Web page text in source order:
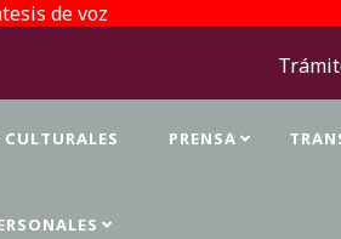
de voz
CULTURALES PRENSA